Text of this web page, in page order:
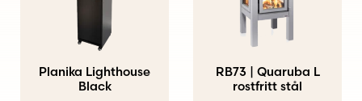
Planika Lighthouse
Black
RB73 | Quaruba L
rostfritt stål